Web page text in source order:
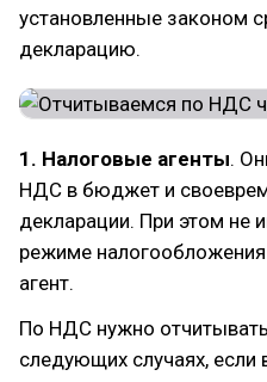
установленные законом
декларацию.
1. Налоговые агенты.
НДС в бюджет и
декларации. При этом не
режиме
агент.
По НДС нужно
следующих случаях, если